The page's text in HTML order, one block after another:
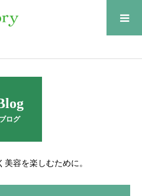
ブログ
容を楽しむために。